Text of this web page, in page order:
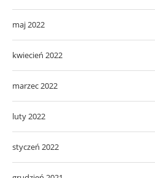
maj 2022
kwiecień 2022
marzec 2022
luty 2022
styczeń 2022